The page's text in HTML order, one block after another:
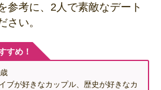
参考に、2人で素敵なデート
さい。
すめ！
ブが好きなカップル、歴史が好きなカ